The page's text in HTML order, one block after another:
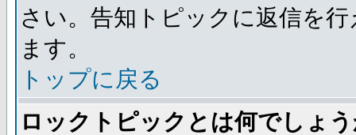
さい。告知トピックに返信を
ます。
トップに戻る
ロックトピックとは何でしょ